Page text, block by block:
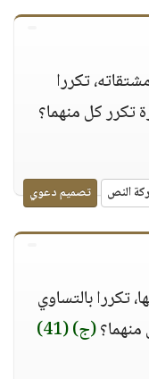
تكررا
تكرر كل منهما؟
النص تصميم دعوي
تكررا بالتساوي
منهما؟(ج)(41)